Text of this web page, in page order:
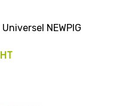
NEWPIG